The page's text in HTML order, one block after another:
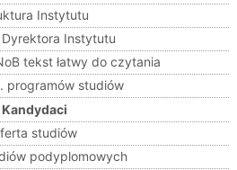
Instytutu
Instytutu
tekst łatwy do czytania
programów studiów
Kandydaci
studiów
podyplomowych